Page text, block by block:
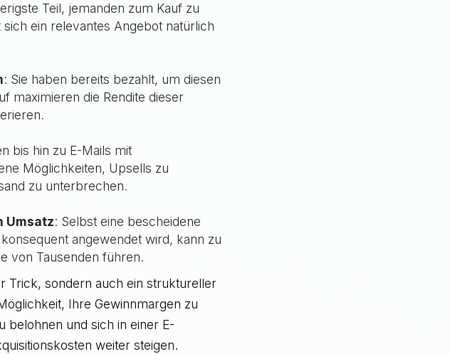
Teil, jemanden zum Kauf zu
ein relevantes Angebot natürlich
: Sie haben bereits bezahlt, um diesen
maximieren die Rendite dieser
bis hin zu E-Mails mit
Möglichkeiten, Upsells zu
zu unterbrechen.
Umsatz: Selbst eine bescheidene
angewendet wird, kann zu
von Tausenden führen.
Trick, sondern auch ein struktureller
Ihre Gewinnmargen zu
belohnen und sich in einer E-
weiter steigen.